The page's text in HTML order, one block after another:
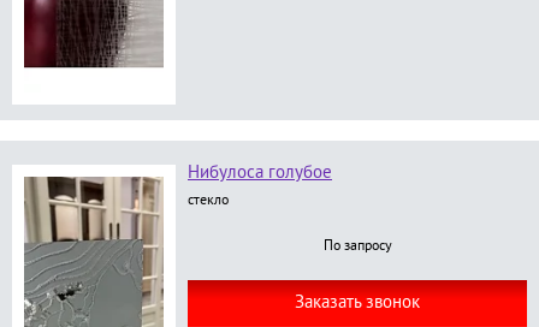
Нибулоса голубое
стекло
По запросу
Заказать звонок